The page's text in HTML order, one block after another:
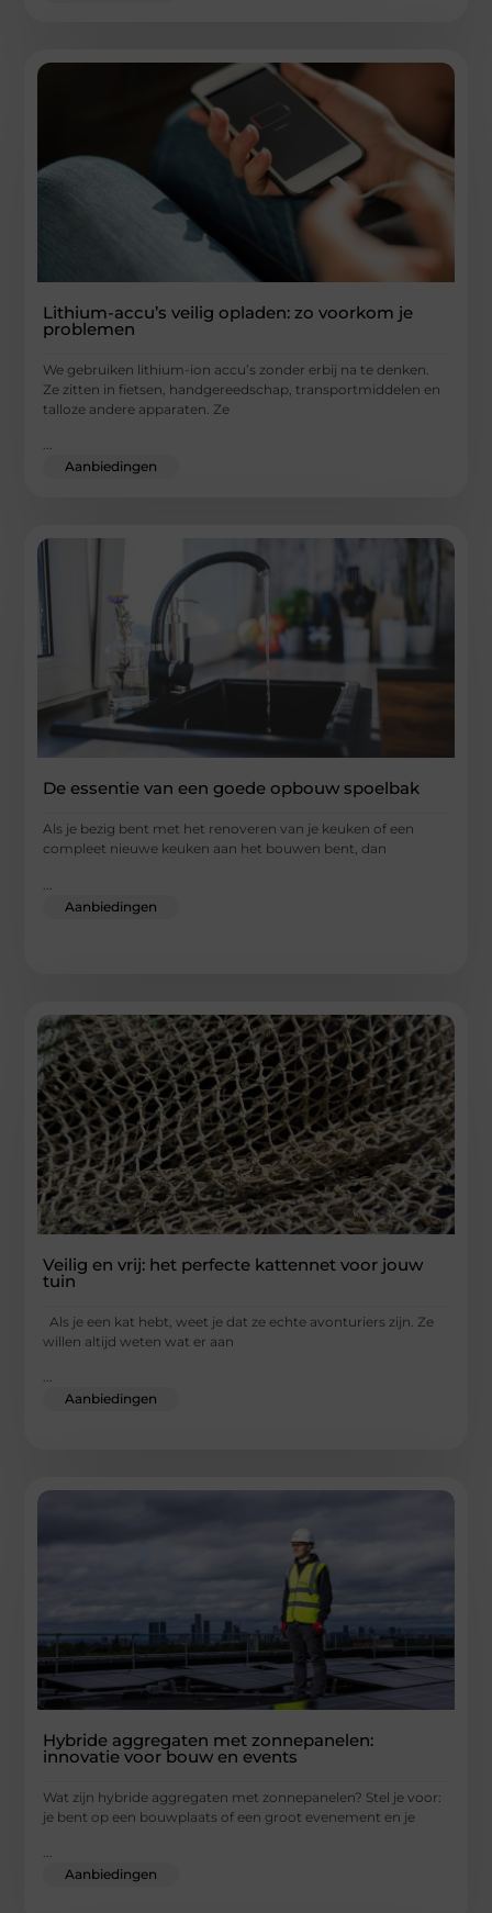
Lithium-accu’s veilig opladen: zo voorkom je
problemen
We gebruiken lithium-ion accu’s zonder erbij na te denken.
Ze zitten in fietsen, handgereedschap, transportmiddelen en
talloze andere apparaten. Ze
...
Aanbiedingen
De essentie van een goede opbouw spoelbak
Als je bezig bent met het renoveren van je keuken of een
compleet nieuwe keuken aan het bouwen bent, dan
Aanbiedingen
Veilig en vrij: het perfecte kattennet voor jouw
tuin
Als je een kat hebt, weet je dat ze echte avonturiers zijn. Ze
willen altijd weten wat er aan
...
Aanbiedingen
Hybride aggregaten met zonnepanelen:
innovatie voor bouw en events
Wat zijn hybride aggregaten met zonnepanelen? Stel je voor:
je bent op een bouwplaats of een groot evenement en je
...
Aanbiedingen